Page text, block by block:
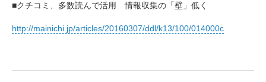
■クチコミ、多数読んで活用 情報収集の「壁」低く
http://mainichi.jp/articles/20160307/ddl/k13/100/014000c